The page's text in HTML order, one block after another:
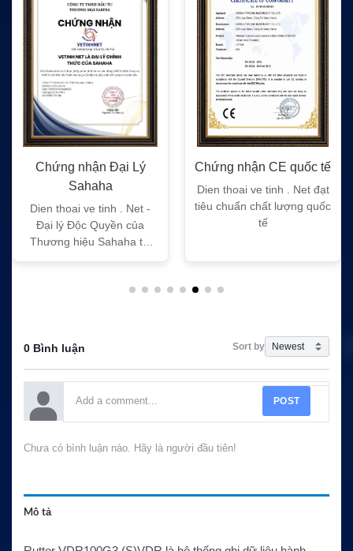
Chứng nhận Đại Lý
Sahaha
Dien thoai ve tinh . Net -
Đại lý Độc Quyền của
Thương hiệu Sahaha tại
Chứng nhận CE quốc tế
Dien thoai ve tinh . Net đạt
tiêu chuẩn chất lượng quốc
tế
0 Bình luận Sort by
POST
Chưa có bình luận nào. Hãy là người đầu tiên!
Mô tả